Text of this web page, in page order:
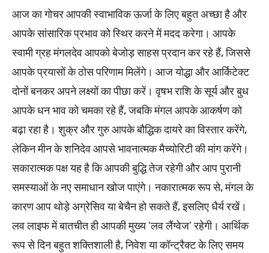
आज का गोचर आपकी स्वाभाविक ऊर्जा के लिए बहुत अच्छा है और
आपके सांसारिक प्रभाव को स्थिर करने में मदद करेगा। आपके
स्वामी ग्रह मंगलदेव आपको बेजोड़ साहस प्रदान कर रहे हैं, जिससे
आपके प्रयासों के ठोस परिणाम मिलेंगे। आज योद्धा और आर्किटेक्ट
दोनों बनकर अपने लक्ष्यों का पीछा करें। वृषभ राशि के सूर्य और बुध
आपके धन भाव को चमका रहे हैं, जबकि मंगल आपके आकर्षण को
बढ़ा रहा है। शुक्र और गुरु आपके बौद्धिक दायरे का विस्तार करेंगे,
लेकिन मीन के शनिदेव आपसे भावनात्मक मैच्योरिटी की मांग करेंगे।
सकारात्मक पक्ष यह है कि आपकी बुद्धि तेज रहेगी और आप पुरानी
समस्याओं के नए समाधान खोज पाएंगे। नकारात्मक रूप से, मंगल के
कारण आप थोड़े अग्रेसिव या बेचैन हो सकते हैं, इसलिए धैर्य रखें।
लव लाइफ में बातचीत ही आपकी मुख्य ‘लव लैंग्वेज’ रहेगी। आर्थिक
रूप से दिन बहुत शक्तिशाली है, निवेश या कॉन्ट्रैक्ट के लिए समय